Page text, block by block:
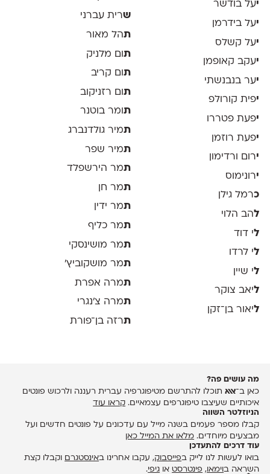
יעל בודשר
יעל בידרמן
יעל קשלס
יעקב קאופמן
יער בנבנשתי
יפית קורולפ
יפעת פטררו
יפעת רוזמן
ירום ורדימון
ירונימוס
כרמל גילן
להב הלוי
לי דוד
לי לרדו
לי שיין
ליאב צוקר
ליאור בן־זקן
שרית עברני
תהל מאור
ת ום מלניק
תום קריב
ת ום רזניקוב
תומר בוטנר
תמיר גולדנברג
תמיר שפר
תמר הירשפלד
תמר חן
תמר ידין
תמר כליף
תמר מושינסקי
תמר מושקוביץ'
תמרה אפרת
תמרה צ׳נגרי
תרזה בן־פורת
מה עושים פה?
כאן ב־אאאתוכלו להתרשם מטיפוגרפיה עברית רעננה ולרכוש פונטים
איכותיים שעיצבו טיפוגרפים עצמאיים. קראו עוד
הניוזלטר השווה
קבלו מספר פעמים בשנה מייל עם עדכונים על פונטים חדשים ועל
מבצעים מיוחדים. מלאו את המייל כאן
עוד דרכים להתעדכן
בואו לעשות לנו לייק בפייסבוק, עקבו אחרינו באינסטגרם
וקבלו קצת
השראה בוימאו , פינטרסטאו גיפי.